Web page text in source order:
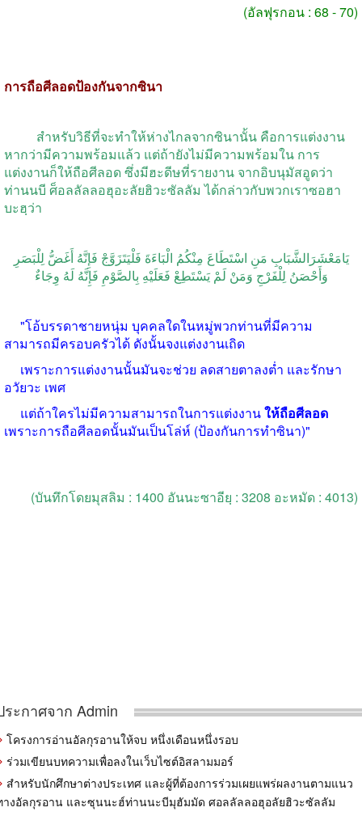
(อัลฟุรกอน : 68 - 70)
การถือศีลอดป้องกันจากซินา
สำหรับวิธีที่จะทำให้ห่างไกลจากซินานั้น คือการแต่งงาน
หากว่ามีความพร้อมแล้ว แต่ถ้ายังไม่มีความพร้อมใน การ
แต่งงานก็ให้ถือศีลอด ซึ่งมีฮะดีษที่รายงาน จากอิบนุมัสอูดว่า
ท่านนบี ศ็อลลัลลอฮุอะลัยฮิวะซัลลัม ได้กล่าวกับพวกเราซอฮา
บะฮฺว่า
يَامَعْشَرَالشَّبَابِ مَنِ اسْتَطَاعَ مِنْكُمُ الْبَاءَةَ فَلْيَتَزَوَّجْ فَإِنَّهُ أَغَضُّ لِلْبَصَرِ
وَأَحْصَنُ لِلْفَرْجِ وَمَنْ لَمْ يَسْتَطِعْ فَعَلَيْهِ بِالصَّوْمِ فَإِنَّهُ لَهُ وِجَاءٌ
"โอ้บรรดาชายหนุ่ม บุคคลใดในหมู่พวกท่านที่มีความ
สามารถมีครอบครัวได้ ดังนั้นจงแต่งงานเถิด
เพราะการแต่งงานนั้นมันจะช่วย ลดสายตาลงต่ำ และรักษา
อวัยวะ เพศ
แต่ถ้าใครไม่มีความสามารถในการแต่งงานให้ถือศีลอด
เพราะการถือศีลอดนั้นมันเป็นโล่ห์ (ป้องกันการทำซินา)"
(บันทึกโดยมุสลิม : 1400 อันนะซาอียฺ : 3208 อะหมัด : 4013)
ระกาศจาก Admin
โครงการอ่านอัลกุรอานให้จบ หนึ่งเดือนหนึ่งรอบ
ร่วมเขียนบทความเพื่อลงในเว็บไซต์อิสลามมอร์
สำหรับนักศึกษาต่างประเทศ และผู้ที่ต้องการร่วมเผยแพร่ผลงานตามแนว
างอัลกุรอาน และซุนนะฮ์ท่านนะบีมุฮัมมัด ศอลลัลลอฮุอลัยฮิวะซัลลัม